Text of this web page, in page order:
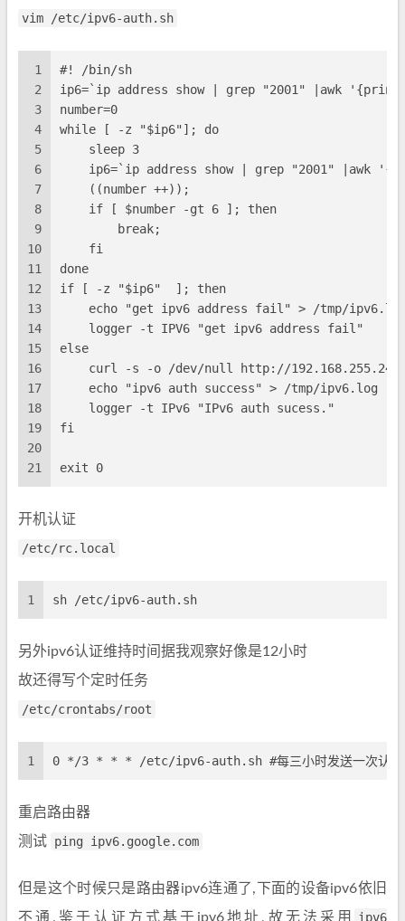
vim /etc/ipv6-auth.sh
1
2
3
4
5
6
7
8
9
10
11
12
13
14
15
16
17
18
19
20
21
#! /bin/sh
ip6=`ip address show | grep "2001" |awk
number=0
while [ -z "$ip6"]; do
    sleep 3
ip6=`ip address show | grep "2001" |awk
    ((number ++));
    if [ $number -gt 6 ]; then
        break;
    fi
done
if [ -z "$ip6"  ]; then
echo "get ipv6 address fail" > /tmp/
    logger -t IPV6 "get ipv6 address fail"
else
curl -s -o /dev/null http://
    echo "ipv6 auth success" > /tmp/ipv6.log
    logger -t IPv6 "IPv6 auth sucess."
fi
exit 0
开机认证
/etc/rc.local
1 sh /etc/ipv6-auth.sh
另外ipv6认证维持时间据我观察好像是12小时
故还得写个定时任务
/etc/crontabs/root
1 0 */3 * * * /etc/ipv6-auth.sh #每三小时发送一次认证
重启路由器
测试 ping ipv6.google.com
但是这个时候只是路由器ipv6连通了,下面的设备ipv6依旧
不通,鉴于认证方式基于ipv6地址,故无法采用
ipv6